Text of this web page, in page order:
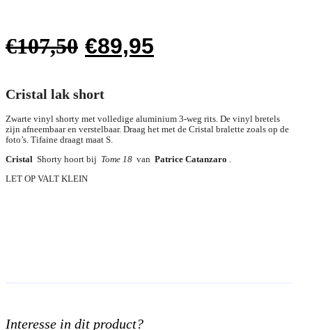
€107,50 Oorspronkelijke
was:
€107,50.
€89,95
€89,95.
Cristal lak short
Zwarte vinyl shorty met volledige aluminium 3-weg rits. De vinyl bretels
zijn afneembaar en verstelbaar. Draag het met de Cristal bralette zoals op de
foto’s. Tifaine draagt ​​maat S.
Cristal Shorty hoort bij Tome 18 van Patrice Catanzaro .
LET OP VALT KLEIN
Interesse in dit product?